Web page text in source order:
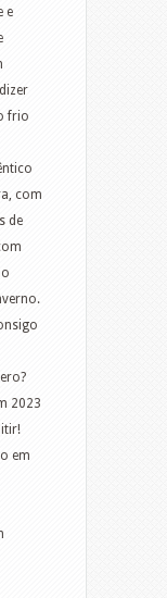
e
frio
com
de
2023
em